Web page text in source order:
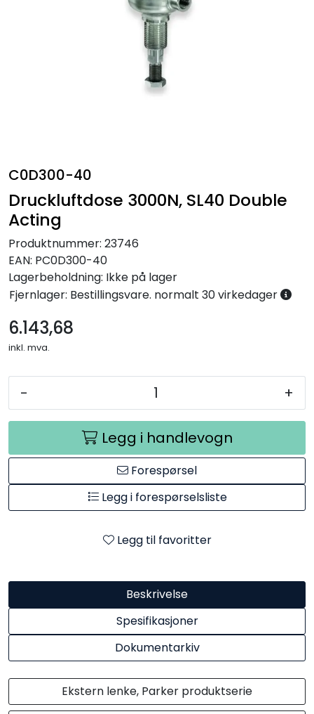
C0D300-40
Druckluftdose 3000N, SL40 Double
Acting
Produktnummer: 23746
EAN: PC0D300-40
Lagerbeholdning: Ikke på lager
Fjernlager: Bestillingsvare. normalt 30 virkedager
6.143,68
inkl. mva.
- +
Legg i handlevogn
Forespørsel
Legg i forespørselsliste
Legg til favoritter
Beskrivelse
Spesifikasjoner
Dokumentarkiv
Ekstern lenke, Parker produktserie